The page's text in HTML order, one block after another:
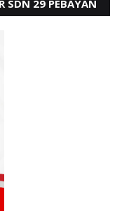
SDN 29 PEBAYAN